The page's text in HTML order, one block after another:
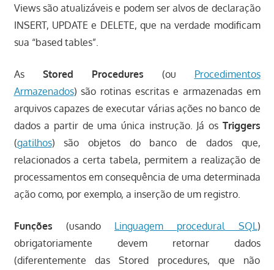
Views são atualizáveis e podem ser alvos de declaração
INSERT, UPDATE e DELETE, que na verdade modificam
sua “based tables”.
As Stored Procedures (ou Procedimentos
Armazenados) são rotinas escritas e armazenadas em
arquivos capazes de executar várias ações no banco de
dados a partir de uma única instrução. Já os Triggers
(gatilhos) são objetos do banco de dados que,
relacionados a certa tabela, permitem a realização de
processamentos em consequência de uma determinada
ação como, por exemplo, a inserção de um registro.
Funções (usando Linguagem procedural SQL )
obrigatoriamente devem retornar dados
(diferentemente das Stored procedures, que não